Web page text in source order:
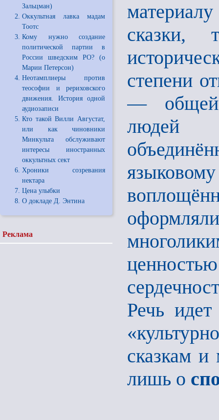
Зальцман)
Оккультная лавка мадам
Тоотс
Кому нужно создание
политической партии в
России шведским РО? (о
Марии Петерсон)
Неотамплиеры против
теософии и рериховского
движения. История одной
аудиозаписи
Кто такой Вилли Августат,
или как чиновники
Минкульта обслуживают
интересы иностранных
оккультных сект
Хроники созревания
нектара
Цена улыбки
О докладе Д. Энтина
Реклама
сказки,
степени
— общей
людей
Речь
сказкам
лишь о